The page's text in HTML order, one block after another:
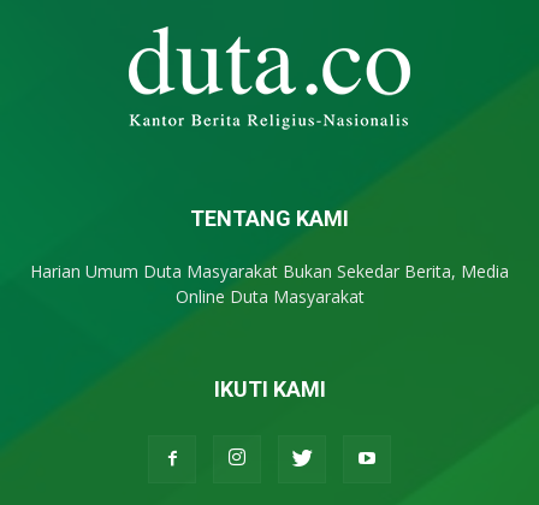
TENTANG KAMI
Harian Umum Duta Masyarakat Bukan Sekedar Berita, Media
Online Duta Masyarakat
IKUTI KAMI